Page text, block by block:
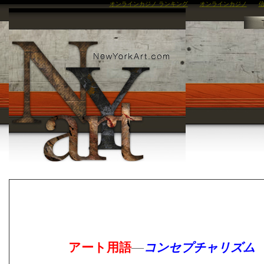
オンラインカジノ ランキング オンラインカジノ
アート用語―コンセプチャリズム